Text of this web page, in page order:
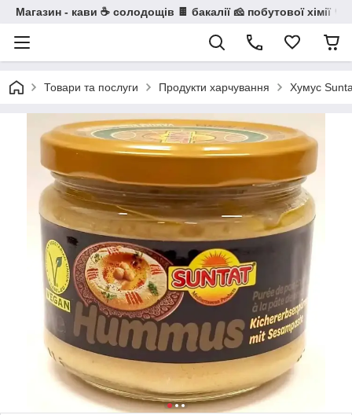
Магазин - кави ☕ солодощів 🍫 бакалії 🧀 побутової хімії 🧼
Товари та послуги Продукти харчування Хумус